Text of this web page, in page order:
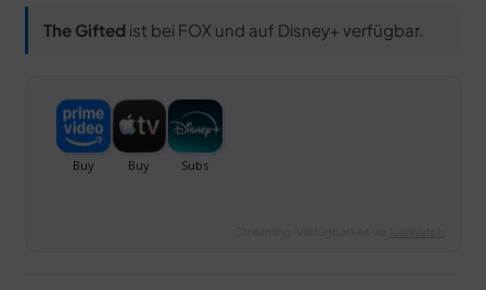
The Gifted ist bei FOX und auf Disney+ verfügbar.